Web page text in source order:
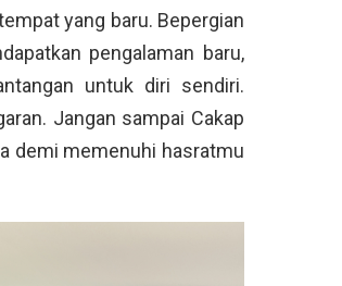
yang baru. Bepergian
pengalaman baru,
untuk diri sendiri.
Jangan sampai Cakap
demi memenuhi hasratmu